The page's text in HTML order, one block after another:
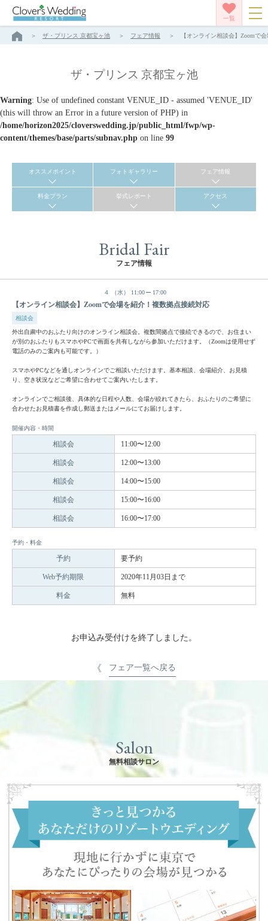
一覧
ザ・プリンス 京都宝ヶ池 フェア情報 【オンライン相談会】Zoomで
ザ・プリンス 京都宝ヶ池
Warning: Use of undefined constant VENUE_ID - assumed 'VENUE_ID'
(this will throw an Error in a future version of PHP) in
/home/horizon2025/cloverswedding.jp/public_html/fwp/wp-
content/themes/base/parts/subnav.php on line 99
オススメポイント フォトギャラリー フェア情報
料金プラン 挙式レポート アクセス
Bridal Fair
フェア情報
４ （水） 11:00 17:00
【オンライン相談会】Zoomで会場を紹介！複数拠点接続対応
相談会
外出自粛中のおふたり向けのオンライン相談会。複数間拠点で接続できるので、お住まい
が別のおふたりもスマホやPCで画面を共有しながら参加いただけます。（Zoomは使用せず
電話のみのご案内も可能です。）
スマホやPCなどを通しオンラインでご相談いただけます。基本相談、会場紹介、お見積
り、空き状況などご希望に合わせてご案内いたします。
オンラインでご相談後、具体的な日程や人数、会場が絞れてきたら、おふたりのご希望に
合わせたお見積書を作成し郵送またはメールにてお届けします。
開催内容・時間
相談会 11:00〜12:00
相談会 12:00〜13:00
相談会 14:00〜15:00
相談会 15:00〜16:00
相談会 16:00〜17:00
予約・料金
予約 要予約
Web予約期限 2020年11月03日まで
料金 無料
お申込み受付けを終了しました。
フェア一覧へ戻る
Salon
無料相談サロン